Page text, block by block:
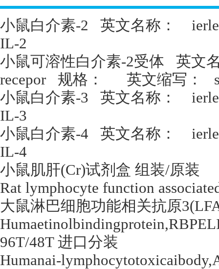
小鼠白介素-2 英文名称：
IL-2
小鼠可溶性白介素-2受体
英文
recepor
规格： 英文缩写：
小鼠白介素-3 英文名称：
IL-3
小鼠白介素-4 英文名称：
IL-4
小鼠肌肝(Cr)试剂盒 组装/原装
Rat lymphocyte function
大鼠淋巴细胞功能相关抗原
96T/48T 进口分装
Humanai-